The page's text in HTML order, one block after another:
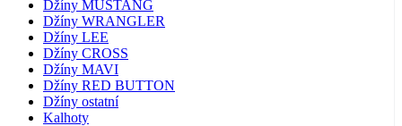
Džíny MUSTANG
Džíny WRANGLER
Džíny LEE
Džíny CROSS
Džíny MAVI
Džíny RED BUTTON
Džíny ostatní
Kalhoty